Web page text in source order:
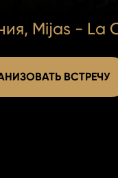
Mijas - La
ВСТРЕЧУ